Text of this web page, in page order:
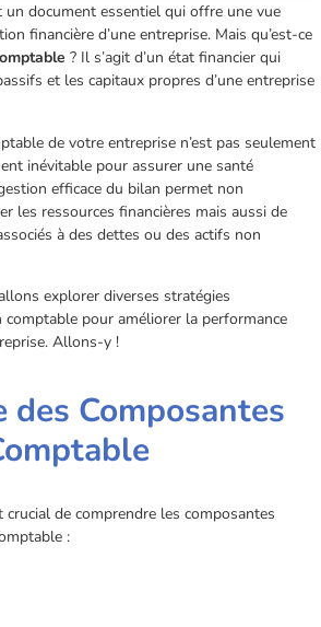
un document essentiel qui offre une vue
financière d’une entreprise. Mais qu’est-ce
? Il s’agit d’un état financier qui
et les capitaux propres d’une entreprise
de votre entreprise n’est pas seulement
inévitable pour assurer une santé
efficace du bilan permet non
les ressources financières mais aussi de
à des dettes ou des actifs non
explorer diverses stratégies
comptable pour améliorer la performance
Allons-y !
des Composantes
crucial de comprendre les composantes
: